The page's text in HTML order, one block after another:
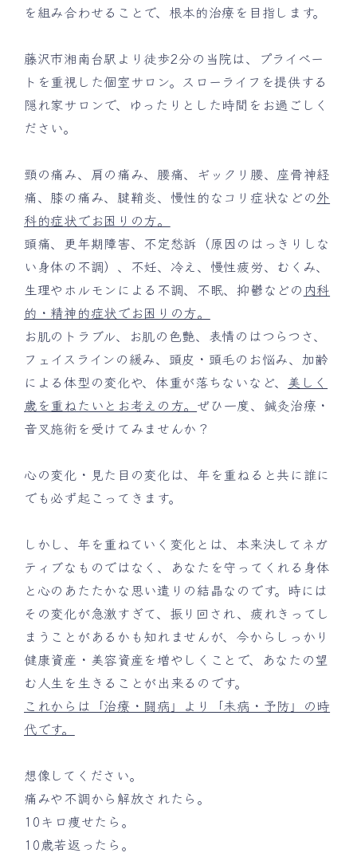
を組み合わせることで、根本的治療を目指します。
藤沢市湘南台駅より徒歩2分の当院は、プライベー
トを重視した個室サロン。スローライフを提供する
隠れ家サロンで、ゆったりとした時間をお過ごしく
ださい。
頸の痛み、肩の痛み、腰痛、ギックリ腰、座骨神経
痛、膝の痛み、腱鞘炎、慢性的なコリ症状などの外
科的症状でお困りの方。
頭痛、更年期障害、不定愁訴（原因のはっきりしな
い身体の不調）、不妊、冷え、慢性疲労、むくみ、
生理やホルモンによる不調、不眠、抑鬱などの 内科
的・精神的症状でお困りの方。
お肌のトラブル、お肌の色艶、表情のはつらつさ、
フェイスラインの緩み、頭皮・頭毛のお悩み、加齢
による体型の変化や、体重が落ちないなど、 美しく
歳を重ねたいとお考えの方。 ぜひ一度、鍼灸治療・
音叉施術を受けてみませんか？
心の変化・見た目の変化は、年を重ねると共に誰に
でも必ず起こってきます。
しかし、年を重ねていく変化とは、本来決してネガ
ティブなものではなく、あなたを守ってくれる身体
と心のあたたかな思い遣りの結晶なのです。時には
その変化が急激すぎて、振り回され、疲れきってし
まうことがあるかも知れませんが、今からしっかり
健康資産・美容資産を増やしくことで、あなたの望
む人生を生きることが出来るのです。
これからは「治療・闘病」より「未病・予防」の時
代です。
想像してください。
痛みや不調から解放されたら。
10キロ痩せたら。
10歳若返ったら。